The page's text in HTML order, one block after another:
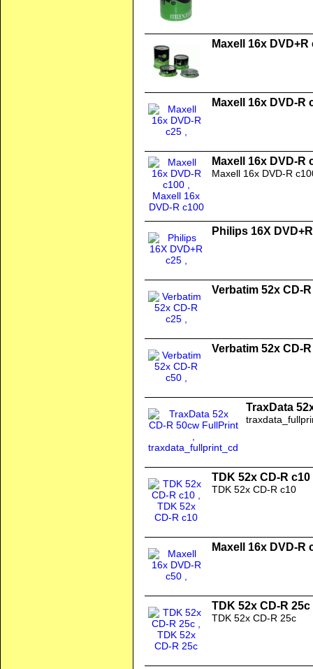
Maxell 16x DVD+R
Maxell 16x DVD-R
Maxell 16x DVD-R
Maxell 16x DVD-R
Philips 16X
Verbatim 52x CD-
Verbatim 52x CD-
TraxData
TDK 52x CD-R c10
TDK 52x CD-R c10
Maxell 16x DVD-R
TDK 52x CD-R 25c
TDK 52x CD-R 25c